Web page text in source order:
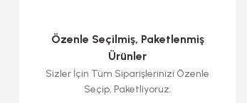
Özenle Seçilmiş, Paketlenmiş
Ürünler
Sizler İçin Tüm Siparişlerinizi Özenle
Seçip, Paketliyoruz.